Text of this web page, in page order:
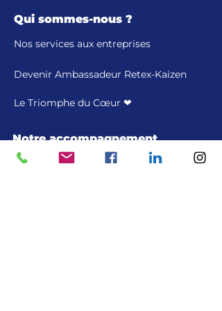
Qui sommes-nous ?
Nos services aux entreprises
Devenir Ambassadeur Retex-Kaizen
Le Triomphe du Cœur ❤
Notre accompagnement
Mentoring